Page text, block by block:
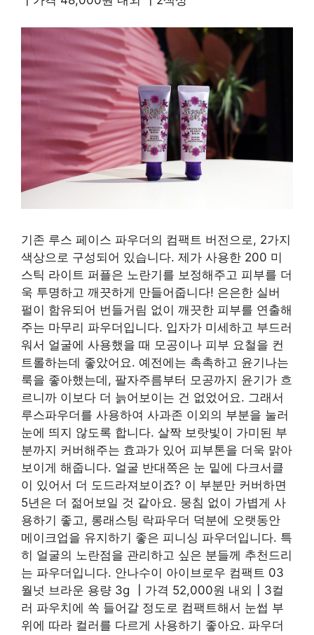
기존 루스 페이스 파우더의 컴팩트 버전으로, 2가지
색상으로 구성되어 있습니다. 제가 사용한 200 미
스틱 라이트 퍼플은 노란기를 보정해주고 피부를 더
욱 투명하고 깨끗하게 만들어줍니다! 은은한 실버
펄이 함유되어 번들거림 없이 깨끗한 피부를 연출해
주는 마무리 파우더입니다. 입자가 미세하고 부드러
워서 얼굴에 사용했을 때 모공이나 피부 요철을 컨
트롤하는데 좋았어요. 예전에는 촉촉하고 윤기나는
룩을 좋아했는데, 팔자주름부터 모공까지 윤기가 흐
르니까 이보다 더 늙어보이는 건 없었어요. 그래서
루스파우더를 사용하여 사과존 이외의 부분을 눌러
눈에 띄지 않도록 합니다. 살짝 보랏빛이 가미된 부
분까지 커버해주는 효과가 있어 피부톤을 더욱 맑아
보이게 해줍니다. 얼굴 반대쪽은 눈 밑에 다크서클
이 있어서 더 도드라져보이죠? 이 부분만 커버하면
5년은 더 젊어보일 것 같아요. 뭉침 없이 가볍게 사
용하기 좋고, 롱래스팅 락파우더 덕분에 오랫동안
메이크업을 유지하기 좋은 피니싱 파우더입니다. 특
히 얼굴의 노란점을 관리하고 싶은 분들께 추천드리
는 파우더입니다. 안나수이 아이브로우 컴팩트 03
월넛 브라운 용량 3g ┃가격 52,000원 ​​내외┃3컬
러 파우치에 쏙 들어갈 정도로 컴팩트해서 눈썹 부
위에 따라 컬러를 다르게 사용하기 좋아요. 파우더